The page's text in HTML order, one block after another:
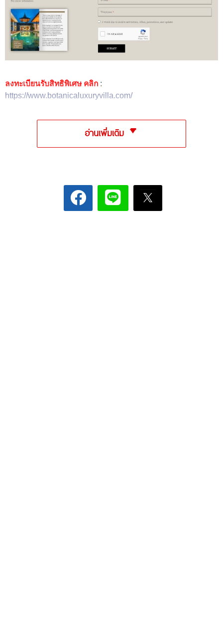
ลงทะเบียนรับสิทธิพิเศษ คลิก :
https://www.botanicaluxuryvilla.com/
อ่านเพิ่มเติม